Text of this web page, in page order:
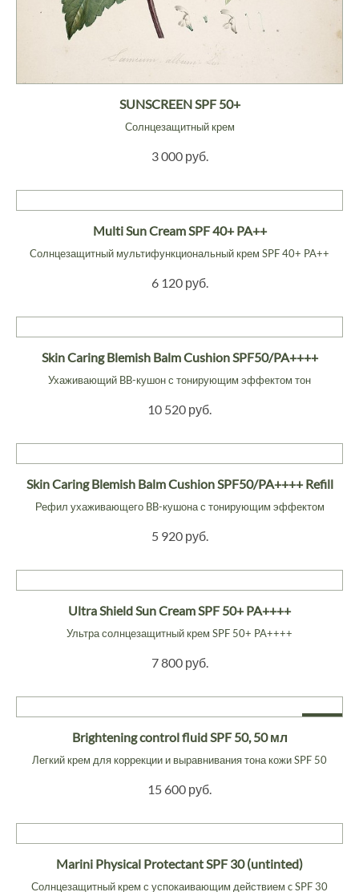
SUNSCREEN SPF 50+
Солнцезащитный крем
3 000 руб.
Multi Sun Cream SPF 40+ PA++
Cолнцезащитный мультифункциональный крем SPF 40+ PA++
6 120 руб.
Skin Caring Blemish Balm Cushion SPF50/PA++++
Ухаживающий BB-кушон с тонирующим эффектом тон
10 520 руб.
Skin Caring Blemish Balm Cushion SPF50/PA++++ Refill
Рефил ухаживающего BB-кушона с тонирующим эффектом
5 920 руб.
Ultra Shield Sun Cream SPF 50+ PA++++
Ультра солнцезащитный крем SPF 50+ PA++++
7 800 руб.
Brightening control fluid SPF 50, 50 мл
Легкий крем для коррекции и выравнивания тона кожи SPF 50
15 600 руб.
Marini Physical Protectant SPF 30 (untinted)
Солнцезащитный крем с успокаивающим действием c SPF 30